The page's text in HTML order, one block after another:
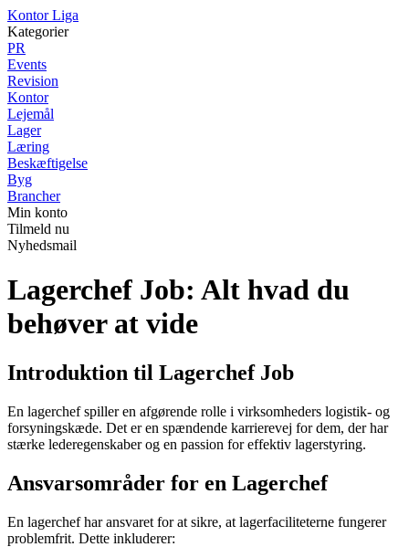
KontorLiga
Kategorier
PR
Events
Revision
Kontor
Lejemål
Lager
Læring
Beskæftigelse
Byg
Brancher
Min konto
Tilmeld nu
Nyhedsmail
Lagerchef Job: Alt hvad du
behøver at vide
Introduktion til Lagerchef Job
En lagerchef spiller en afgørende rolle i virksomheders logistik- og
forsyningskæde. Det er en spændende karrierevej for dem, der har
stærke lederegenskaber og en passion for effektiv lagerstyring.
Ansvarsområder for en Lagerchef
En lagerchef har ansvaret for at sikre, at lagerfaciliteterne fungerer
problemfrit. Dette inkluderer: